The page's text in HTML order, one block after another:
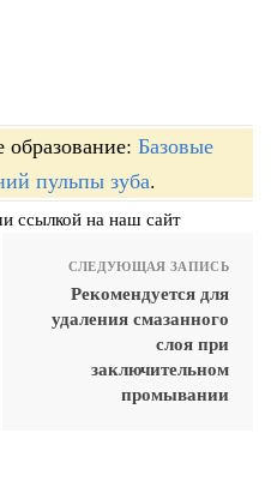
Базовые
пульпы зуба.
ссылкой на наш сайт
СЛЕДУЮЩАЯ ЗАПИСЬ
Рекомендуется для
удаления смазанного
слоя при
заключительном
промывании